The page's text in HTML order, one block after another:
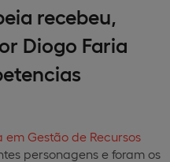
recebeu,
Diogo Faria
em Gestão de Recursos
personagens e foram os